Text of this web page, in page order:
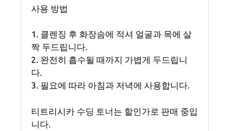
사용 방법
1. 클렌징 후 화장솜에 적셔 얼굴과 목에 살
짝 두드립니다.
2. 완전히 흡수될 때까지 가볍게 두드립니
다.
3. 필요에 따라 아침과 저녁에 사용합니다.
티트리시카 수딩 토너는 할인가로 판매 중입
니다.